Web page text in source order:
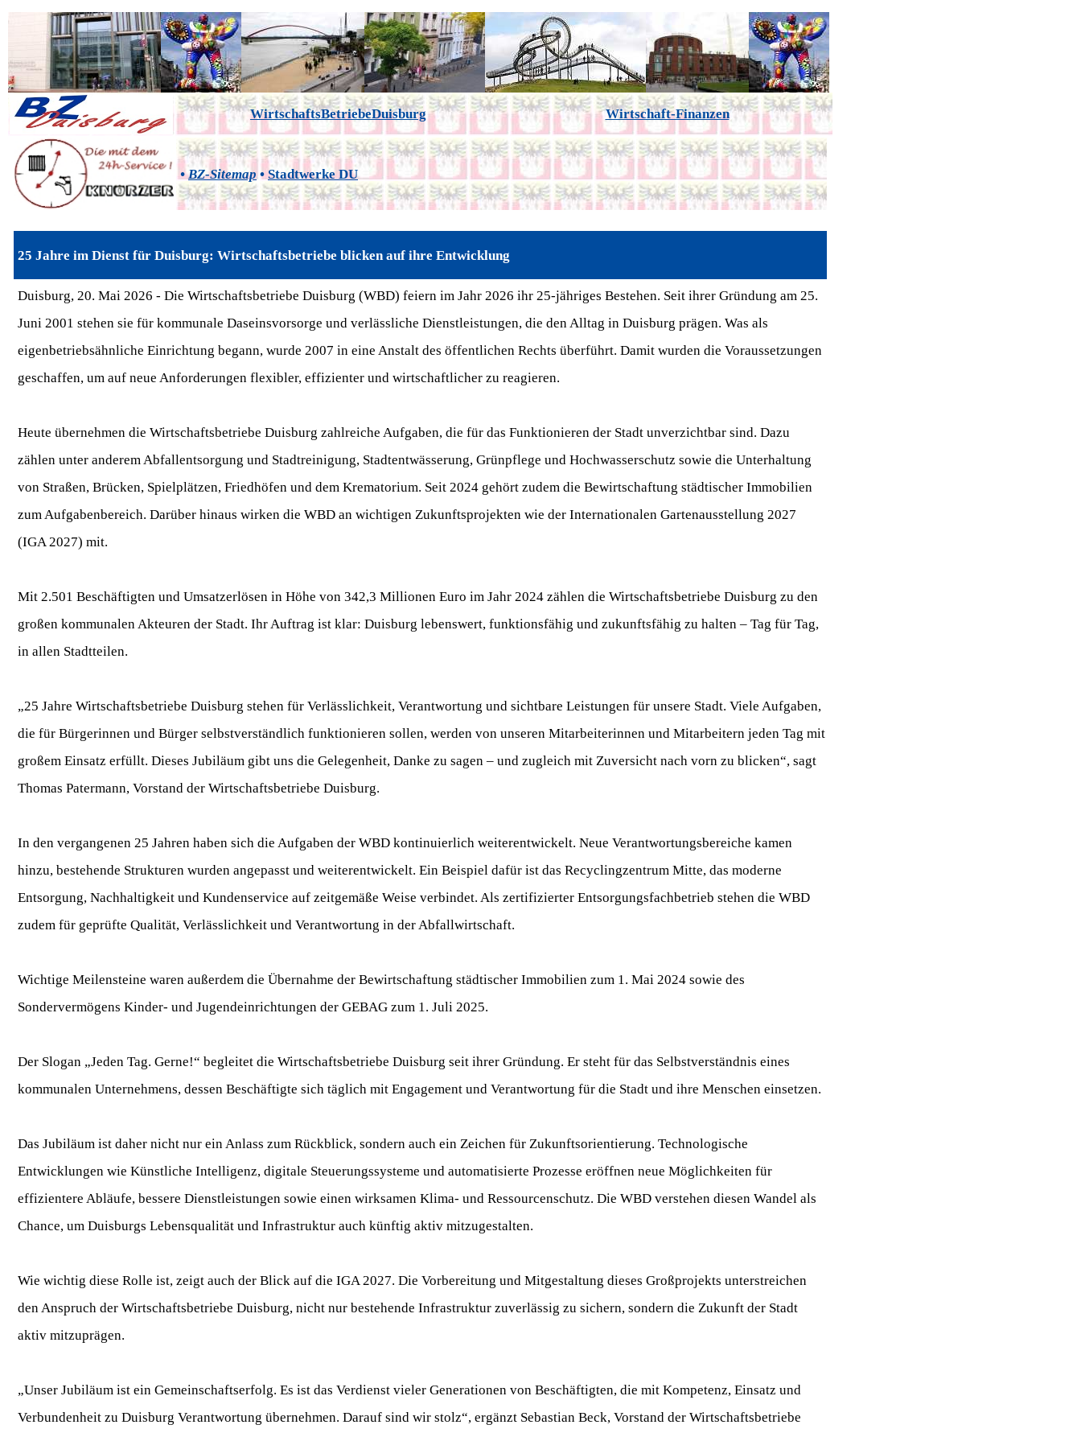
WirtschaftsBetriebeDuisburg Wirtschaft-Finanzen
•BZ-Sitemap • Stadtwerke DU
25 Jahre im Dienst für Duisburg: Wirtschaftsbetriebe blicken auf ihre Entwicklung
Duisburg, 20. Mai 2026 - Die Wirtschaftsbetriebe Duisburg (WBD) feiern im Jahr 2026 ihr 25-jähriges Bestehen. Seit ihrer Gründung am 25.
Juni 2001 stehen sie für kommunale Daseinsvorsorge und verlässliche Dienstleistungen, die den Alltag in Duisburg prägen. Was als
eigenbetriebsähnliche Einrichtung begann, wurde 2007 in eine Anstalt des öffentlichen Rechts überführt. Damit wurden die Voraussetzungen
geschaffen, um auf neue Anforderungen flexibler, effizienter und wirtschaftlicher zu reagieren.
Heute übernehmen die Wirtschaftsbetriebe Duisburg zahlreiche Aufgaben, die für das Funktionieren der Stadt unverzichtbar sind. Dazu
zählen unter anderem Abfallentsorgung und Stadtreinigung, Stadtentwässerung, Grünpflege und Hochwasserschutz sowie die Unterhaltung
von Straßen, Brücken, Spielplätzen, Friedhöfen und dem Krematorium. Seit 2024 gehört zudem die Bewirtschaftung städtischer Immobilien
zum Aufgabenbereich. Darüber hinaus wirken die WBD an wichtigen Zukunftsprojekten wie der Internationalen Gartenausstellung 2027
(IGA 2027) mit.
Mit 2.501 Beschäftigten und Umsatzerlösen in Höhe von 342,3 Millionen Euro im Jahr 2024 zählen die Wirtschaftsbetriebe Duisburg zu den
großen kommunalen Akteuren der Stadt. Ihr Auftrag ist klar: Duisburg lebenswert, funktionsfähig und zukunftsfähig zu halten – Tag für Tag,
in allen Stadtteilen.
„25 Jahre Wirtschaftsbetriebe Duisburg stehen für Verlässlichkeit, Verantwortung und sichtbare Leistungen für unsere Stadt. Viele Aufgaben,
die für Bürgerinnen und Bürger selbstverständlich funktionieren sollen, werden von unseren Mitarbeiterinnen und Mitarbeitern jeden Tag mit
großem Einsatz erfüllt. Dieses Jubiläum gibt uns die Gelegenheit, Danke zu sagen – und zugleich mit Zuversicht nach vorn zu blicken“, sagt
Thomas Patermann, Vorstand der Wirtschaftsbetriebe Duisburg.
In den vergangenen 25 Jahren haben sich die Aufgaben der WBD kontinuierlich weiterentwickelt. Neue Verantwortungsbereiche kamen
hinzu, bestehende Strukturen wurden angepasst und weiterentwickelt. Ein Beispiel dafür ist das Recyclingzentrum Mitte, das moderne
Entsorgung, Nachhaltigkeit und Kundenservice auf zeitgemäße Weise verbindet. Als zertifizierter Entsorgungsfachbetrieb stehen die WBD
zudem für geprüfte Qualität, Verlässlichkeit und Verantwortung in der Abfallwirtschaft.
Wichtige Meilensteine waren außerdem die Übernahme der Bewirtschaftung städtischer Immobilien zum 1. Mai 2024 sowie des
Sondervermögens Kinder- und Jugendeinrichtungen der GEBAG zum 1. Juli 2025.
Der Slogan „Jeden Tag. Gerne!“ begleitet die Wirtschaftsbetriebe Duisburg seit ihrer Gründung. Er steht für das Selbstverständnis eines
kommunalen Unternehmens, dessen Beschäftigte sich täglich mit Engagement und Verantwortung für die Stadt und ihre Menschen einsetzen.
Das Jubiläum ist daher nicht nur ein Anlass zum Rückblick, sondern auch ein Zeichen für Zukunftsorientierung. Technologische
Entwicklungen wie Künstliche Intelligenz, digitale Steuerungssysteme und automatisierte Prozesse eröffnen neue Möglichkeiten für
effizientere Abläufe, bessere Dienstleistungen sowie einen wirksamen Klima- und Ressourcenschutz. Die WBD verstehen diesen Wandel als
Chance, um Duisburgs Lebensqualität und Infrastruktur auch künftig aktiv mitzugestalten.
Wie wichtig diese Rolle ist, zeigt auch der Blick auf die IGA 2027. Die Vorbereitung und Mitgestaltung dieses Großprojekts unterstreichen
den Anspruch der Wirtschaftsbetriebe Duisburg, nicht nur bestehende Infrastruktur zuverlässig zu sichern, sondern die Zukunft der Stadt
aktiv mitzuprägen.
„Unser Jubiläum ist ein Gemeinschaftserfolg. Es ist das Verdienst vieler Generationen von Beschäftigten, die mit Kompetenz, Einsatz und
Verbundenheit zu Duisburg Verantwortung übernehmen. Darauf sind wir stolz“, ergänzt Sebastian Beck, Vorstand der Wirtschaftsbetriebe